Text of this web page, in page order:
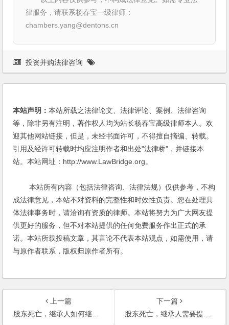
律服务，请联系杨春宝一级律师：
chambers.yang@dentons.cn
投资并购法律咨询
本站声明：本站所载之法律论文、法律评论、案例、法律咨询
等，除非另有注明，著作权人均为站长杨春宝高级律师本人。欢
迎其他网站链接，但是，未经书面许可，不得擅自摘编、转载。
引用及经许可转载时均应注明作者和出处"法律桥"，并链接本
站。本站网址：http://www.LawBridge.org。
本站所有内容（包括法律咨询、法律法规）仅供参考，不构
成法律意见，本站不对资料的完整性和时效性负责。您在处理具
体法律事务时，请洽询有资质的律师。本站将努力为广大网友提
供更好的服务，但不对本站提供的任何免费服务作出正式的承
诺。本站所载投稿文章，其言论不代表本站观点，如需使用，请
与原作者联系，版权归原作者所有。
上一篇
股东死亡，继承人如何继承股份？
下一篇
股东死亡，继承人需要提交那些资料办理继承手续？